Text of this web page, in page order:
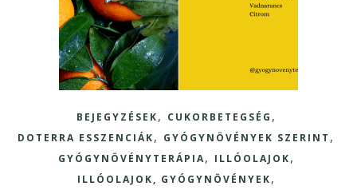
BEJEGYZÉSEK, CUKORBETEGSÉG ,
DOTERRA ESSZENCIÁK, GYÓGYNÖVÉNYEK SZERINT ,
GYÓGYNÖVÉNYTERÁPIA, ILLÓOLAJOK,
ILLÓOLAJOK, GYÓGYNÖVÉNYEK,